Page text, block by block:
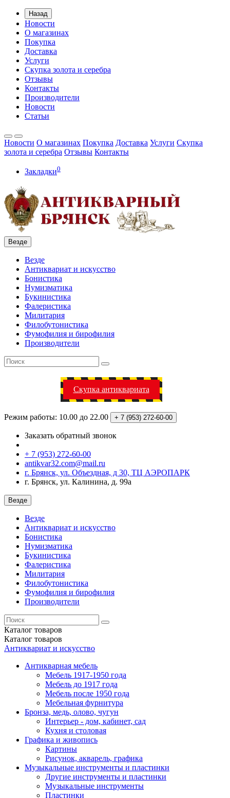
Назад
Новости
О магазинах
Покупка
Доставка
Услуги
Скупка золота и серебра
Отзывы
Контакты
Производители
Новости
Статьи
Новости О магазинах Покупка Доставка Услуги Скупка
золота и серебра Отзывы Контакты
Закладки0
Везде
Везде
Антиквариат и искусство
Бонистика
Нумизматика
Букинистика
Фалеристика
Милитария
Филобутонистика
Фумофилия и бирофилия
Производители
Скупка антиквариата
Режим работы: 10.00 до 22.00 + 7 (953) 272-60-00
Заказать обратный звонок
+ 7 (953) 272-60-00
antikvar32.com@mail.ru
г. Брянск, ул. Объездная, д 30, ТЦ АЭРОПАРК
г. Брянск, ул. Калинина, д. 99а
Везде
Везде
Антиквариат и искусство
Бонистика
Нумизматика
Букинистика
Фалеристика
Милитария
Филобутонистика
Фумофилия и бирофилия
Производители
Каталог товаров
Каталог товаров
Антиквариат и искусство
Антикварная мебель
Мебель 1917-1950 года
Мебель до 1917 года
Мебель после 1950 года
Мебельная фурнитура
Бронза, медь, олово, чугун
Интерьер - дом, кабинет, сад
Кухня и столовая
Графика и живопись
Картины
Рисунок, акварель, графика
Музыкальные инструменты и пластинки
Другие инструменты и пластинки
Музыкальные инструменты
Пластинки